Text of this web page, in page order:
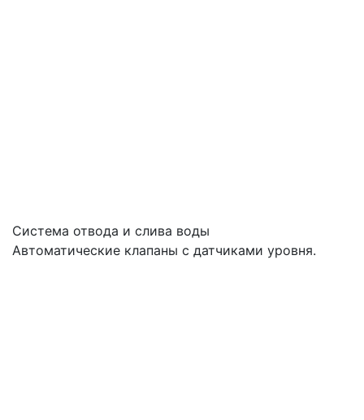
Система отвода и слива воды
Автоматические клапаны с датчиками уровня.